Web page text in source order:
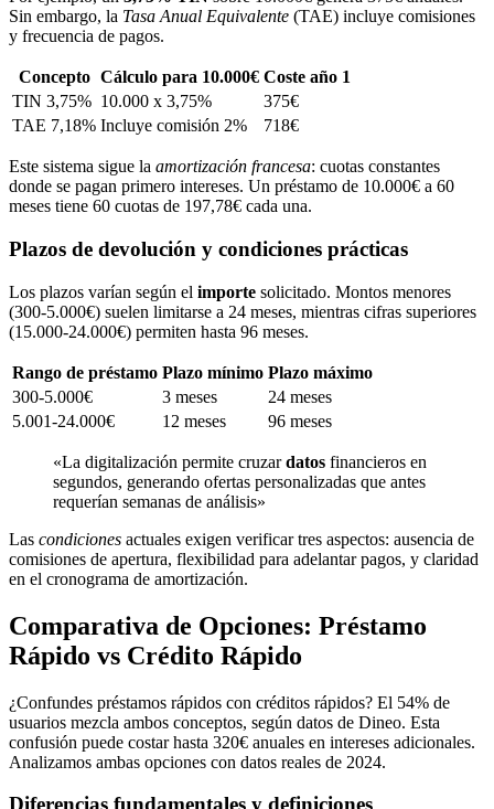
Sin embargo, la Tasa Anual Equivalente (TAE) incluye comisiones
y frecuencia de pagos.
Concepto Cálculo para 10.000€ Coste año 1
TIN 3,75% 10.000 x 3,75%
375€
TAE 7,18% Incluye comisión 2% 718€
Este sistema sigue la amortización francesa: cuotas constantes
donde se pagan primero intereses. Un préstamo de 10.000€ a 60
meses tiene 60 cuotas de 197,78€ cada una.
Plazos de devolución y condiciones prácticas
Los plazos varían según el importe solicitado. Montos menores
(300-5.000€) suelen limitarse a 24 meses, mientras cifras superiores
(15.000-24.000€) permiten hasta 96 meses.
Rango de préstamo Plazo mínimo Plazo máximo
300-5.000€
3 meses
24 meses
5.001-24.000€
12 meses 96 meses
«La digitalización permite cruzardatos financieros en
segundos, generando ofertas personalizadas que antes
requerían semanas de análisis»
Las condiciones actuales exigen verificar tres aspectos: ausencia de
comisiones de apertura, flexibilidad para adelantar pagos, y claridad
en el cronograma de amortización.
Comparativa de Opciones: Préstamo
Rápido vs Crédito Rápido
¿Confundes préstamos rápidos con créditos rápidos? El 54% de
usuarios mezcla ambos conceptos, según datos de Dineo. Esta
confusión puede costar hasta 320€ anuales en intereses adicionales.
Analizamos ambas opciones con datos reales de 2024.
Diferencias fundamentales y definiciones